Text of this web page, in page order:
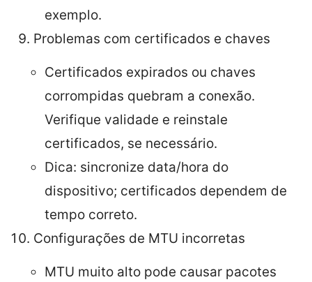
exemplo.
Problemas com certificados e chaves
Certificados expirados ou chaves
corrompidas quebram a conexão.
Verifique validade e reinstale
certificados, se necessário.
Dica: sincronize data/hora do
dispositivo; certificados dependem de
tempo correto.
Configurações de MTU incorretas
MTU muito alto pode causar pacotes